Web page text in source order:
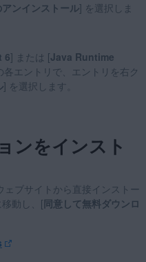
ンインストール] を選択しま
6] または [Java Runtime
各エントリで、エントリを右ク
] を選択します。
ンをインスト
ブサイトから直接インストー
動し、[同意して無料ダウンロ